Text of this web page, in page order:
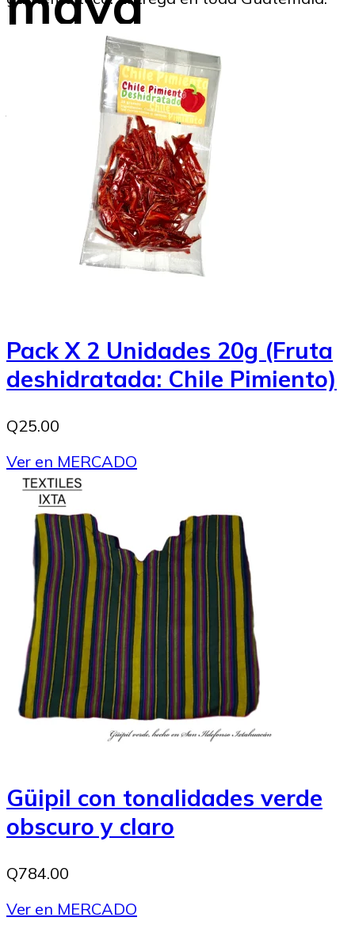
Dionicio
Virvez
Gustavo Montenegro
Pack X 2 Unidades 20g (Fruta
deshidratada: Chile Pimiento)
Q25.00
Ver en MERCADO
Güipil con tonalidades verde
obscuro y claro
Q784.00
Ver en MERCADO